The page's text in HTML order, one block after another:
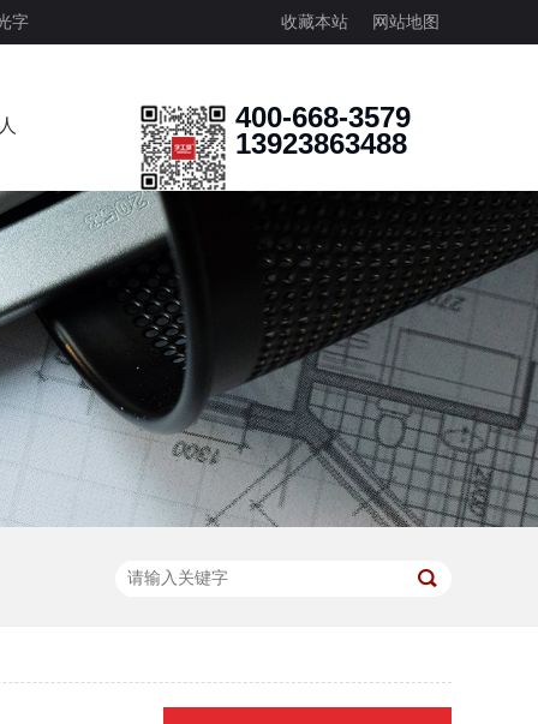
收藏本站 网站地图
字
400-668-3579
13923863488